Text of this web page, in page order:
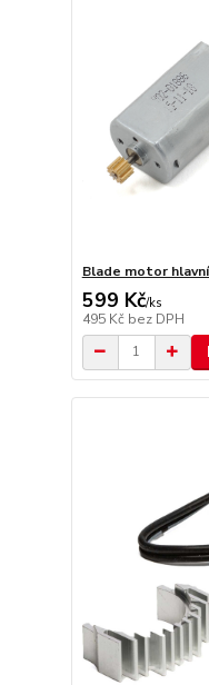
Blade motor
599 Kč/ks
495 Kč bez DPH